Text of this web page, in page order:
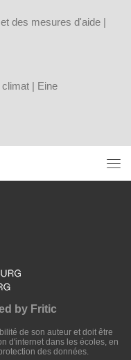
des mesures d'aide |
| Eine